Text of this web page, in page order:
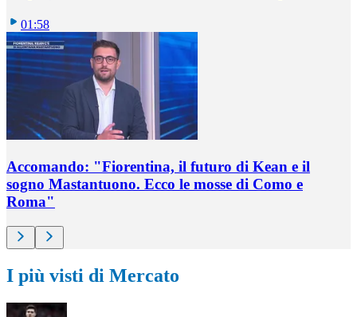
01:58
Accomando: "Fiorentina, il futuro di Kean e il
sogno Mastantuono. Ecco le mosse di Como e
Roma"
I più visti di Mercato